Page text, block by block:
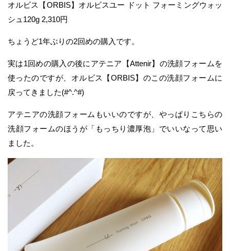
オルビス【ORBIS】オルビスユー ドット フォーミングウォッ
シュ120g 2,310円
ちょうど1年ぶりの2回めの購入です。
実は1回めの購入の後にアテニア【Attenir】の洗顔フォームを
使ったのですが、オルビス【ORBIS】のこの洗顔フォームに
戻ってきました(#^.^#)
アテニアの洗顔フォームもいいのですが、やっぱりこちらの
洗顔フォームのほうが「もっちり濃厚泡」でいいなって思い
ました。